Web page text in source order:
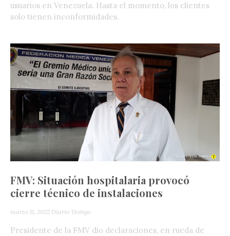
usuarios en Venezuela. Hasta el momento, los clientes
solo tienen inconformidades.
FMV: Situación hospitalaria provocó
cierre técnico de instalaciones
marzo 11, 2022 Diario Testigo
Presidente de la FMV dio declaraciones, en rueda de